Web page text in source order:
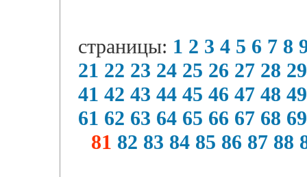
страницы: 1 2 3 4 5 6 7 8
21 22 23 24 25 26 27 28 29
41 42 43 44 45 46 47 48 49
61 62 63 64 65 66 67 68 69
81 82 83 84 85 86 87 88